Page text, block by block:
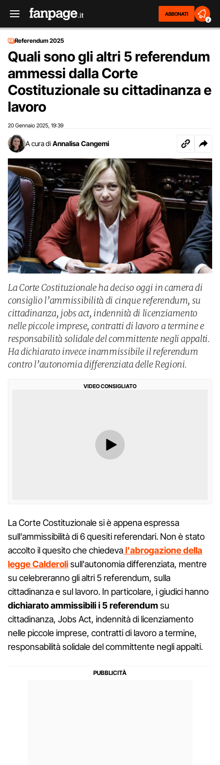
ABBONATI
2
Referendum 2025
Quali sono gli altri 5 referendum
ammessi dalla Corte
Costituzionale su cittadinanza e
lavoro
20 Gennaio 2025 19:39
A cura di Annalisa Cangemi
La Corte Costituzionale ha deciso oggi in camera di
consiglio l’ammissibilità di cinque referendum, su
cittadinanza, jobs act, indennità di licenziamento
nelle piccole imprese, contratti di lavoro a termine e
responsabilità solidale del committente negli appalti.
Ha dichiarato invece inammissibile il referendum
contro l’autonomia differenziata delle Regioni.
VIDEO CONSIGLIATO
La Corte Costituzionale si è appena espressa
sull'ammissibilità di 6 quesiti referendari. Non è stato
accolto il quesito che chiedeval'abrogazione della
legge Calderolisull'autonomia differenziata, mentre
su celebreranno gli altri 5 referendum, sulla
cittadinanza e sul lavoro. In particolare, i giudici hanno
dichiarato ammissibili i 5 referendum su
cittadinanza, Jobs Act, indennità di licenziamento
nelle piccole imprese, contratti di lavoro a termine,
responsabilità solidale del committente negli appalti.